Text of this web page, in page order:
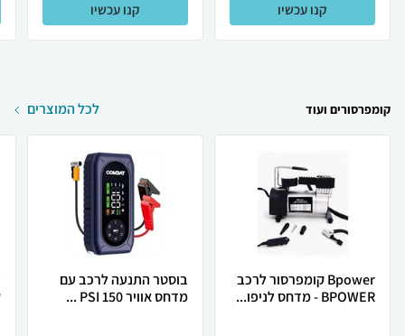
קנו עכשיו קנו עכשיו
קומפרסורים ועוד לכל המוצרים
Bpower קומפרסור לרכב
BPOWER - מדחס לניפו...
בוסטר התנעה לרכב עם
מדחס אוויר 150 PSI ...